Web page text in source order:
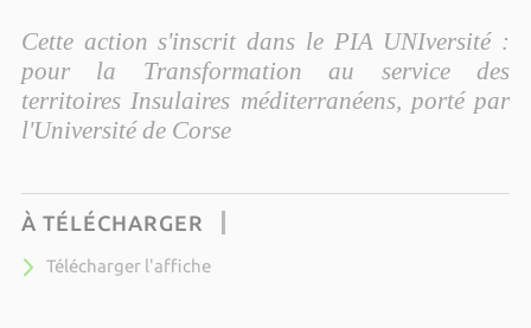
Cette action s'inscrit dans le PIA UNIversité :
pour la Transformation au service des
territoires Insulaires méditerranéens, porté par
l'Université de Corse
À TÉLÉCHARGER
Télécharger l'affiche